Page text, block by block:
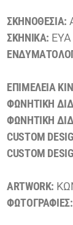
ΣΚΗΝΟΘΕΣΙΑ:
ΣΚΗΝΙΚΑ:
ΕΠΙΜΕΛΕΙΑ
ΦΩΝΗΤΙΚΗ
ΦΩΝΗΤΙΚΗ
CUSTOM
CUSTOM
ARTWORK:
ΦΩΤΟΓΡΑΦΙΕΣ: